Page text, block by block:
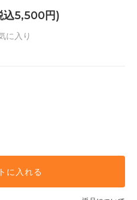
5,500円)
に入り
に入れる